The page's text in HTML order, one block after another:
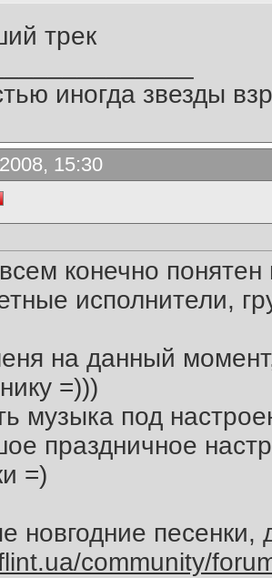
трек
иногда звезды
15:30
конечно
исполнители,
на данный
=)))
музыка под
праздничное
=)
новгодние
community/